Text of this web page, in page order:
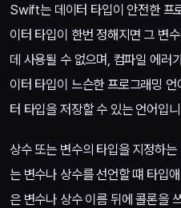
Swift는 데이터 타입이 안전한 프
이터 타입이 한번 정해지면 그 변
데 사용될 수 없으며, 컴파일 에러
이터 타입이 느슨한 프로그래밍
터 타입을 저장할 수 있는 언어입
상수 또는 변수의 타입을 지정하
는 변수나 상수를 선언할 떄 타입
은 변수나 상수 이름 뒤에 콜론을